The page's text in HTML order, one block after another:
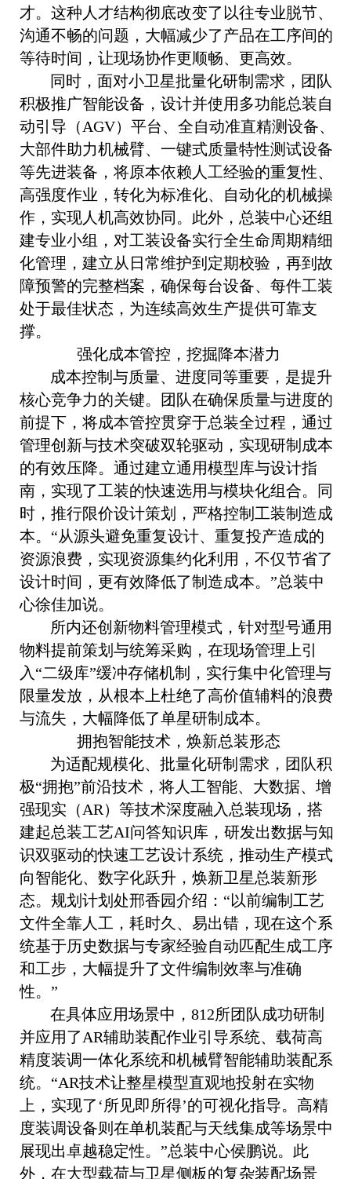
才。这种人才结构彻底改变了以往专业脱节、
沟通不畅的问题，大幅减少了产品在工序间的
等待时间，让现场协作更顺畅、更高效。
同时，面对小卫星批量化研制需求，团队
积极推广智能设备，设计并使用多功能总装自
动引导（AGV）平台、全自动准直精测设备、
大部件助力机械臂、一键式质量特性测试设备
等先进装备，将原本依赖人工经验的重复性、
高强度作业，转化为标准化、自动化的机械操
作，实现人机高效协同。此外，总装中心还组
建专业小组，对工装设备实行全生命周期精细
化管理，建立从日常维护到定期校验，再到故
障预警的完整档案，确保每台设备、每件工装
处于最佳状态，为连续高效生产提供可靠支
撑。
强化成本管控，挖掘降本潜力
成本控制与质量、进度同等重要，是提升
核心竞争力的关键。团队在确保质量与进度的
前提下，将成本管控贯穿于总装全过程，通过
管理创新与技术突破双轮驱动，实现研制成本
的有效压降。通过建立通用模型库与设计指
南，实现了工装的快速选用与模块化组合。同
时，推行限价设计策划，严格控制工装制造成
本。“从源头避免重复设计、重复投产造成的
资源浪费，实现资源集约化利用，不仅节省了
设计时间，更有效降低了制造成本。”总装中
心徐佳加说。
所内还创新物料管理模式，针对型号通用
物料提前策划与统筹采购，在现场管理上引
入“二级库”缓冲存储机制，实行集中化管理与
限量发放，从根本上杜绝了高价值辅料的浪费
与流失，大幅降低了单星研制成本。
拥抱智能技术，焕新总装形态
为适配规模化、批量化研制需求，团队积
极“拥抱”前沿技术，将人工智能、大数据、增
强现实（AR）等技术深度融入总装现场，搭
建起总装工艺AI问答知识库，研发出数据与知
识双驱动的快速工艺设计系统，推动生产模式
向智能化、数字化跃升，焕新卫星总装新形
态。规划计划处邢香园介绍：“以前编制工艺
文件全靠人工，耗时久、易出错，现在这个系
统基于历史数据与专家经验自动匹配生成工序
和工步，大幅提升了文件编制效率与准确
性。”
在具体应用场景中，812所团队成功研制
并应用了AR辅助装配作业引导系统、载荷高
精度装调一体化系统和机械臂智能辅助装配系
统。“AR技术让整星模型直观地投射在实物
上，实现了‘所见即所得’的可视化指导。高精
度装调设备则在单机装配与天线集成等场景中
展现出卓越稳定性。”总装中心侯鹏说。此
外，在大型载荷与卫星侧板的复杂装配场景